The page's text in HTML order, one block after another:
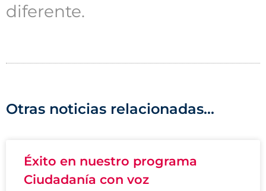
diferente.
Otras noticias relacionadas...
Éxito en nuestro programa
Ciudadanía con voz